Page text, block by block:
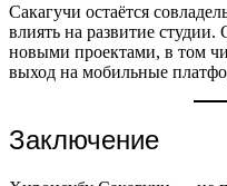
Сакагучи остаётся
влиять на развитие студии.
новыми проектами, в том
выход на мобильные
Заключение